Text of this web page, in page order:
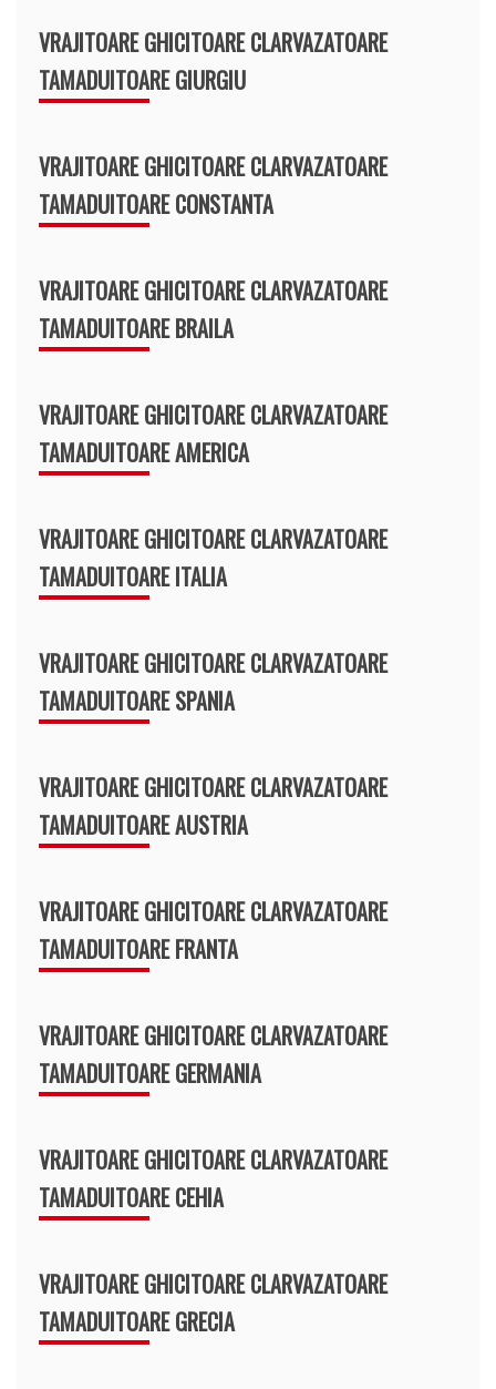
VRAJITOARE GHICITOARE CLARVAZATOARE
TAMADUITOARE GIURGIU
VRAJITOARE GHICITOARE CLARVAZATOARE
TAMADUITOARE CONSTANTA
VRAJITOARE GHICITOARE CLARVAZATOARE
TAMADUITOARE BRAILA
VRAJITOARE GHICITOARE CLARVAZATOARE
TAMADUITOARE AMERICA
VRAJITOARE GHICITOARE CLARVAZATOARE
TAMADUITOARE ITALIA
VRAJITOARE GHICITOARE CLARVAZATOARE
TAMADUITOARE SPANIA
VRAJITOARE GHICITOARE CLARVAZATOARE
TAMADUITOARE AUSTRIA
VRAJITOARE GHICITOARE CLARVAZATOARE
TAMADUITOARE FRANTA
VRAJITOARE GHICITOARE CLARVAZATOARE
TAMADUITOARE GERMANIA
VRAJITOARE GHICITOARE CLARVAZATOARE
TAMADUITOARE CEHIA
VRAJITOARE GHICITOARE CLARVAZATOARE
TAMADUITOARE GRECIA